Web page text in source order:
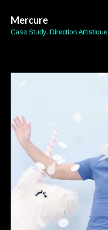
Mercure
Case Study,Direction Artistique